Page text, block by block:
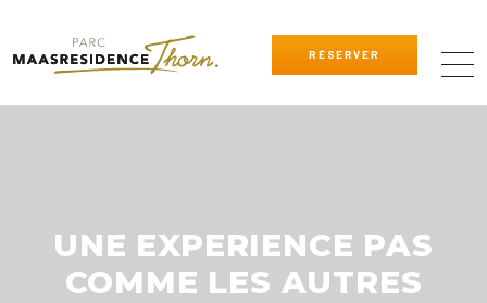
RÉSERVER
UNE EXPERIENCE PAS
COMME LES AUTRES